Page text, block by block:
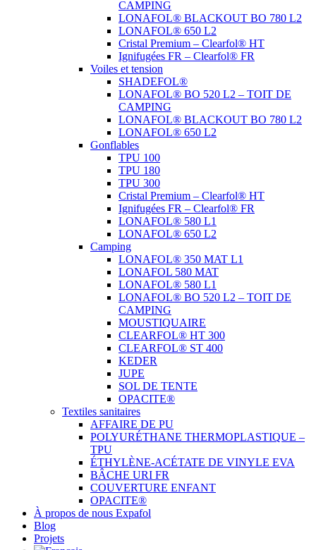
CAMPING
LONAFOL® BLACKOUT BO 780 L2
LONAFOL® 650 L2
Cristal Premium – Clearfol® HT
Ignifugées FR – Clearfol® FR
Voiles et tension
SHADEFOL®
LONAFOL® BO 520 L2 – TOIT DE
CAMPING
LONAFOL® BLACKOUT BO 780 L2
LONAFOL® 650 L2
Gonflables
TPU 100
TPU 180
TPU 300
Cristal Premium – Clearfol® HT
Ignifugées FR – Clearfol® FR
LONAFOL® 580 L1
LONAFOL® 650 L2
Camping
LONAFOL® 350 MAT L1
LONAFOL 580 MAT
LONAFOL® 580 L1
LONAFOL® BO 520 L2 – TOIT DE
CAMPING
MOUSTIQUAIRE
CLEARFOL® HT 300
CLEARFOL® ST 400
KEDER
JUPE
SOL DE TENTE
OPACITE®
Textiles sanitaires
AFFAIRE DE PU
POLYURÉTHANE THERMOPLASTIQUE –
TPU
ÉTHYLÈNE-ACÉTATE DE VINYLE EVA
BÂCHE URI FR
COUVERTURE ENFANT
OPACITE®
À propos de nous Expafol
Blog
Projets